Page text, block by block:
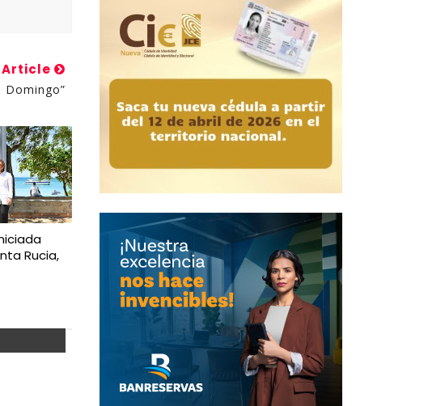
Article
Domingo”
Rucia,